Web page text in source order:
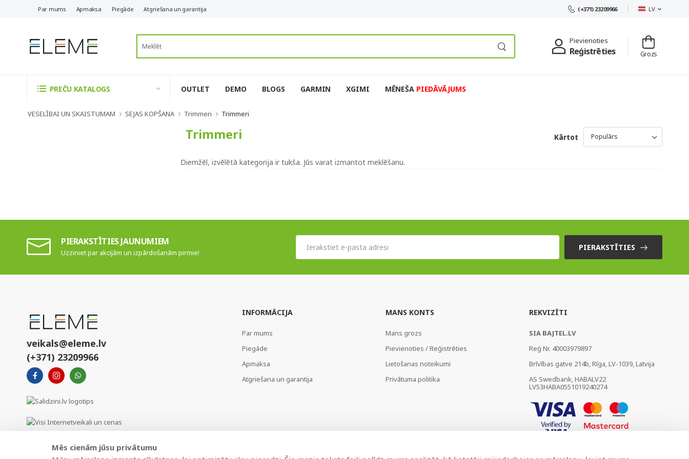
Par mums Apmaksa Piegāde Atgriešana un garantija (+371) 23209966 LV
Pievienoties
Reģistrēties Grozs
PREČU KATALOGS OUTLET DEMO BLOGS GARMIN XGIMI MĒNEŠA PIEDĀVĀJUMS
VESELĪBAI UN SKAISTUMAM SEJAS KOPŠANA Trimmeri Trimmeri
Trimmeri Kārtot
Diemžēl, izvēlētā kategorija ir tukša. Jūs varat izmantot meklēšanu.
PIERAKSTĪTIES JAUNUMIEM
Uzziniet par akcijām un izpārdošanām pirmie!
PIERAKSTĪTIES
veikals@eleme.lv
(+371) 23209966
INFORMĀCIJA
Par mums
Piegāde
Apmaksa
Atgriešana un garantija
MANS KONTS
Mans grozs
Pievienoties / Reģistrēties
Lietošanas noteikumi
Privātuma politika
REKVIZĪTI
SIA BAJTEL.LV
Reģ Nr. 40003979897
Brīvības gatve 214b, Rīga, LV-1039, Latvija
AS Swedbank, HABALV22
LV53HABA0551019240274
Mēs cienām jūsu privātumu